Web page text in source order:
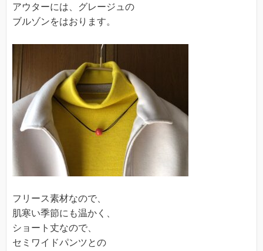
アウターには、グレージュの
ブルゾンをはおります。
フリース素材なので、
肌寒い季節にも温かく、
ショート丈なので、
セミワイドパンツとの